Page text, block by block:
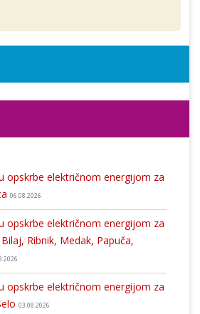
opskrbe električnom energijom za
06.08.2026
opskrbe električnom energijom za
Ribnik, Medak, Papuča,
opskrbe električnom energijom za
03.08.2026